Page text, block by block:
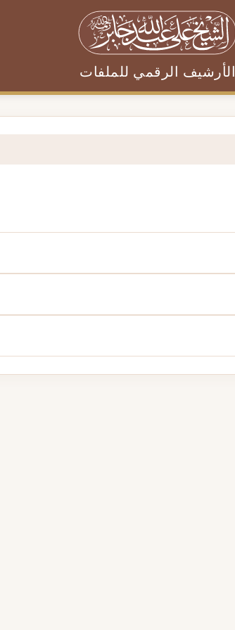
الأرشيف الرقمي للملفات